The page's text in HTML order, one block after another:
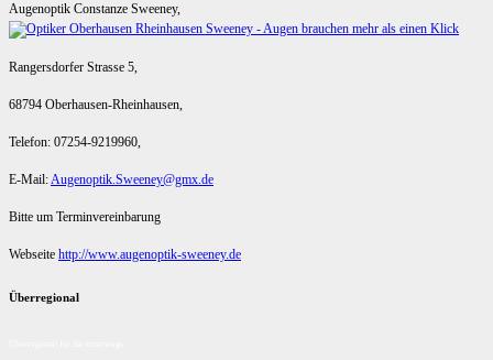
Augenoptik Constanze Sweeney,
Rangersdorfer Strasse 5,
68794 Oberhausen-Rheinhausen,
Telefon: 07254-9219960,
E-Mail:Augenoptik.Sweeney@gmx.de
Bitte um Terminvereinbarung
Webseite http://www.augenoptik-sweeney.de
Überregional